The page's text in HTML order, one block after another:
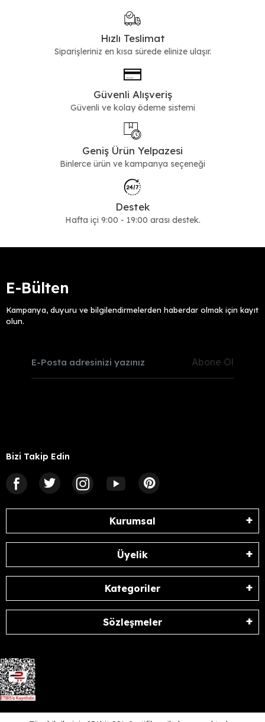
Hızlı Teslimat
Siparişleriniz en kısa sürede elinize ulaşır.
Güvenli Alışveriş
Güvenli ve kolay ödeme sistemi
Geniş Ürün Yelpazesi
Binlerce ürün ve kampanya seçeneği
Destek
Hafta içi 9:00 - 19:00 arası destek.
E-Bülten
Kampanya, duyuru ve bilgilendirmelerden haberdar olmak için kayıt
olun.
Abone Ol
Bizi Takip Edin
Kurumsal
Üyelik
Kategoriler
Sözleşmeler